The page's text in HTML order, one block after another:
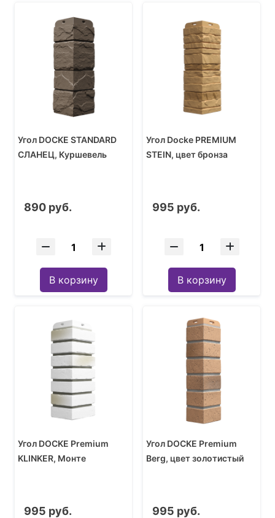
Угол DOCKE STANDARD
СЛАНЕЦ, Куршевель
890 руб.
В корзину
Угол Docke PREMIUM
STEIN, цвет бронза
995 руб.
В корзину
Угол DOCKE Premium
KLINKER, Монте
995 руб.
Угол DOCKE Premium
Berg, цвет золотистый
995 руб.